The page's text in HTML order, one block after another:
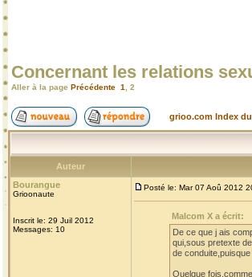
Concernant les relations
Aller à la page Précédente 1 2
grioo.com Index
Auteur
Bourangue
Grioonaute
Inscrit le: 29 Juil 2012
Messages: 10
Posté le: Mar 07 Aoû 2012
Malcom X a écrit:
De ce que j ais
qui,sous pretexte
de
Quelque